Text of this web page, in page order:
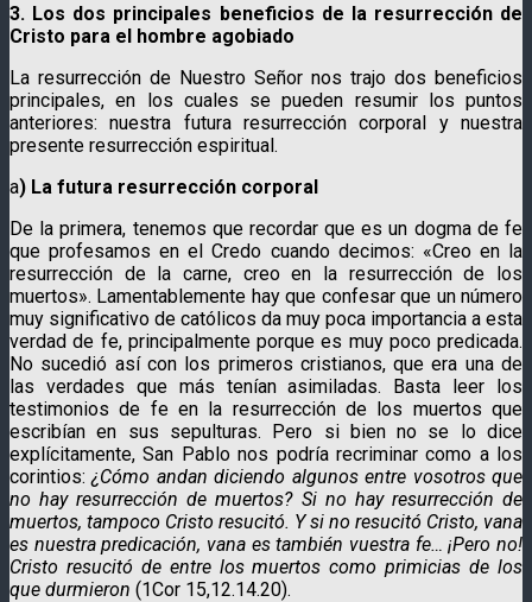
3. Los dos principales beneficios de la resurrección de
Cristo para el hombre agobiado
La resurrección de Nuestro Señor nos trajo dos beneficios
principales, en los cuales se pueden resumir los puntos
anteriores: nuestra futura resurrección corporal y nuestra
presente resurrección espiritual.
a) La futura resurrección corporal
De la primera, tenemos que recordar que es un dogma de fe
que profesamos en el Credo cuando decimos: «Creo en la
resurrección de la carne, creo en la resurrección de los
muertos». Lamentablemente hay que confesar que un número
muy significativo de católicos da muy poca importancia a esta
verdad de fe, principalmente porque es muy poco predicada.
No sucedió así con los primeros cristianos, que era una de
las verdades que más tenían asimiladas. Basta leer los
testimonios de fe en la resurrección de los muertos que
escribían en sus sepulturas. Pero si bien no se lo dice
explícitamente, San Pablo nos podría recriminar como a los
corintios:¿Cómo andan diciendo algunos entre vosotros que
no hay resurrección de muertos? Si no hay resurrección de
muertos, tampoco Cristo resucitó. Y si no resucitó Cristo, vana
es nuestra predicación, vana es también vuestra fe… ¡Pero no!
Cristo resucitó de entre los muertos como primicias de los
que durmieron (1Cor 15,12.14.20).